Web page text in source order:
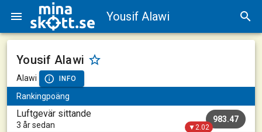
Yousif Alawi
Yousif Alawi
Alawi INFO
Rankingpoäng
Luftgevär sittande
3 år sedan
983.47
▼2.02